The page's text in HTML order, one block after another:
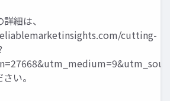
細は、
cutting-
い。